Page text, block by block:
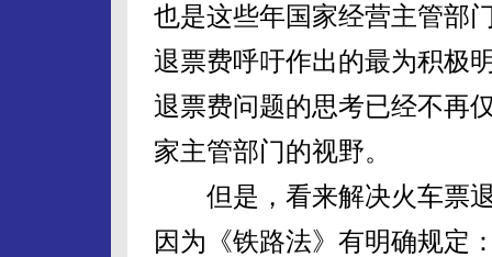
也是这些年国家经营主管部
退票费呼吁作出的最为积极
退票费问题的思考已经不再
家主管部门的视野。
但是，看来解决火车票退
因为《铁路法》有明确规定